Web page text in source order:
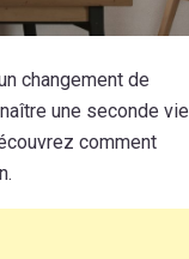
changement de
une seconde vie
comment